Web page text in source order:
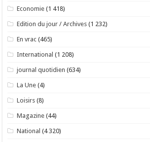
Economie (1 418)
Edition du jour / Archives (1 232)
En vrac (465)
International (1 208)
journal quotidien (634)
La Une (4)
Loisirs (8)
Magazine (44)
National (4 320)